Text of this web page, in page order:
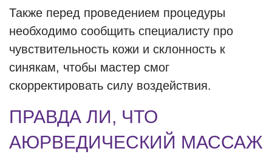
Также перед проведением процедуры
необходимо сообщить специалисту про
чувствительность кожи и склонность к
синякам, чтобы мастер смог
скорректировать силу воздействия.
ПРАВДА ЛИ, ЧТО
АЮРВЕДИЧЕСКИЙ МАССАЖ